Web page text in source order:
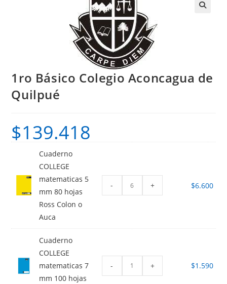
1ro Básico Colegio Aconcagua de
Quilpué
$139.418
Cuaderno
COLLEGE
matematicas 5
mm 80 hojas
Ross Colon o
Auca
- + $6.600
Cuaderno
COLLEGE
matematicas 7
mm 100 hojas
- + $1.590